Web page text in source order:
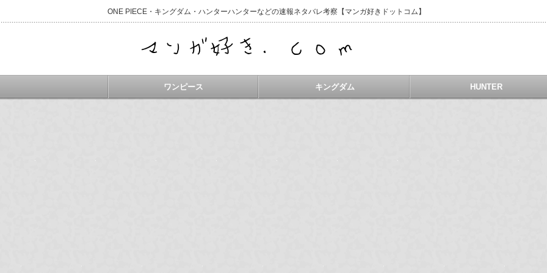
ONE PIECE・キングダム・ハンターハンターなどの速報ネタバレ考察【マンガ好きドットコム】
ワンピース キングダム HUNTER